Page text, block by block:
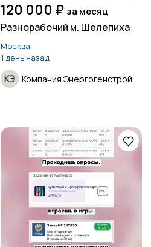
120 000 ₽ за месяц
Разнорабочий м. Шелепиха
Москва
1 день назад
Компания Энергогенстрой